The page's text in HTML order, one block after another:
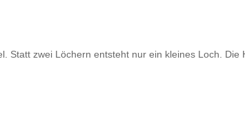
Statt zwei Löchern entsteht nur ein kleines Loch. Die